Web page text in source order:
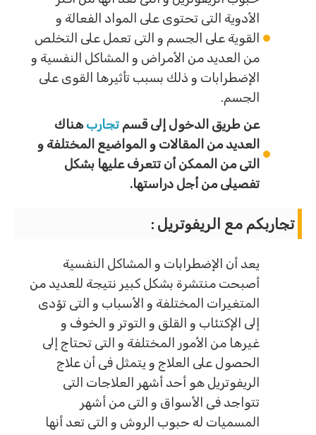
الأدوية التى تحتوى على المواد الفعالة و
القوية على الجسم و التى تعمل على التخلص
من العديد من الأمراض و المشاكل النفسية و
الإضطرابات و ذلك بسبب تأثيرها القوى على
الجسم.
عن طريق الدخول إلى قسم تجارب هناك
العديد من المقالات و المواضيع المختلفة و
التى من الممكن أن تتعرف عليها بشكل
تفصيلى من أجل دراستها.
تجاربكم مع الريفوتريل :
يعد أن الإضطرابات و المشاكل النفسية
أصبحت منتشرة بشكل كبير نتيجة للعديد من
المتغيرات المختلفة و الأسباب و التى تؤدى
إلى الإكتئاب و القلق و التوتر و الخوف و
غيرها من الأمور المختلفة و التى تحتاج إلى
الحصول على العلاج و يتمثل فى أن علاج
الريفوتريل هو أحد أشهر العلاجات التى
تتواجد فى الأسواق و التى من أشهر
المسميات له حبوب الروش و التى تعد أنها